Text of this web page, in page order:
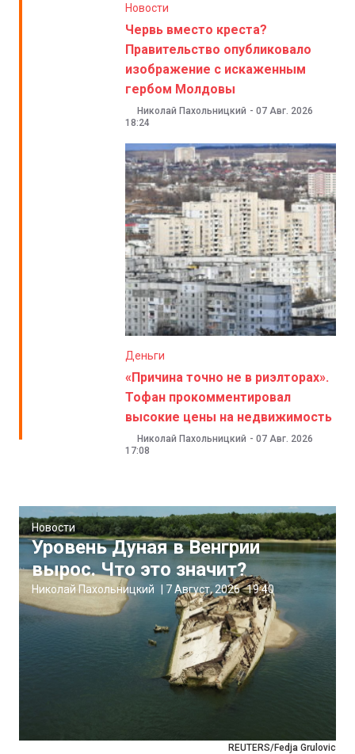
Новости
Червь вместо креста?
Правительство опубликовало
изображение с искаженным
гербом Молдовы
Николай Пахольницкий - 07 Авг. 2026
18:24
Деньги
«Причина точно не в риэлторах».
Тофан прокомментировал
высокие цены на недвижимость
Николай Пахольницкий - 07 Авг. 2026
17:08
REUTERS/Fedja Grulovic
Новости
Уровень Дуная в Венгрии
вырос. Что это значит?
Николай Пахольницкий 7 Август, 2026 19:40